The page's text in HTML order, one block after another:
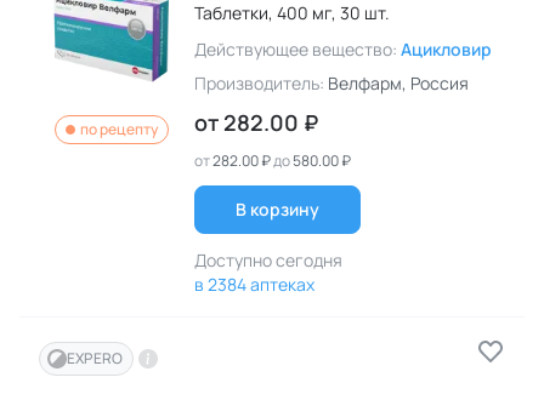
по рецепту
Таблетки, 400 мг, 30 шт.
Действующее вещество: Ацикловир
Производитель: Велфарм, Россия
от 282.00 ₽
от282.00 ₽до580.00 ₽
В корзину
Доступно сегодня
в 2384 аптеках
EXPERO